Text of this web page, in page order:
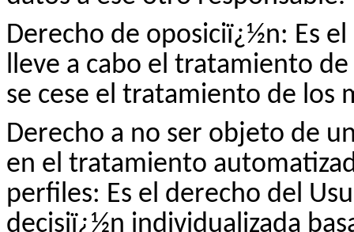
Derecho de oposiciï¿½n: Es
lleve a cabo el tratamiento
se cese el tratamiento de los
Derecho a no ser objeto de
en el tratamiento
perfiles: Es el derecho del
decisiï¿½n individualizada